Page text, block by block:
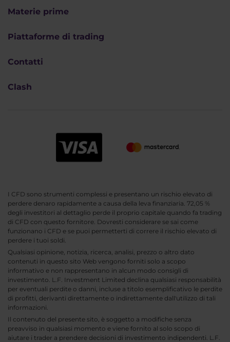
Materie prime
Piattaforme di trading
Contatti
Clash
I CFD sono strumenti complessi e presentano un rischio elevato di
perdere denaro rapidamente a causa della leva finanziaria. 72,05 %
degli investitori al dettaglio perde il proprio capitale quando fa trading
di CFD con questo fornitore. Dovresti considerare se sai come
funzionano i CFD e se puoi permetterti di correre il rischio elevato di
perdere i tuoi soldi.
Qualsiasi opinione, notizia, ricerca, analisi, prezzo o altro dato
contenuti in questo sito Web vengono forniti solo a scopo
informativo e non rappresentano in alcun modo consigli di
investimento. L.F. Investment Limited declina qualsiasi responsabilità
per eventuali perdite o danni, incluse a titolo esemplificativo le perdite
di profitti, derivanti direttamente o indirettamente dall'utilizzo di tali
informazioni.
Il contenuto del presente sito, è soggetto a modifiche senza
preavviso in qualsiasi momento e viene fornito al solo scopo di
aiutare i trader a prendere decisioni di investimento indipendenti. L.F.